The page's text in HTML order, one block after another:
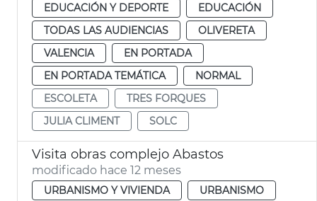
EDUCACIÓN Y DEPORTE
EDUCACIÓN
TODAS LAS AUDIENCIAS
OLIVERETA
VALENCIA
EN PORTADA
EN PORTADA TEMÁTICA
NORMAL
ESCOLETA
TRES FORQUES
JULIA CLIMENT
SOLC
Visita obras complejo Abastos
modificado hace 12 meses
URBANISMO Y VIVIENDA
URBANISMO